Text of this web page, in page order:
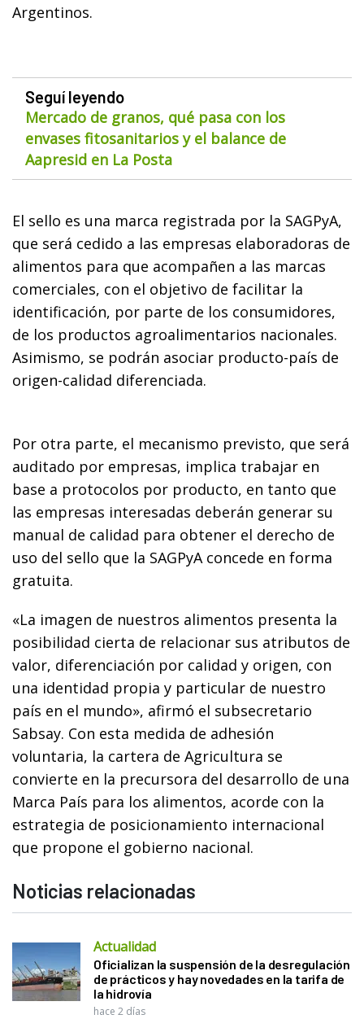
Argentinos.
Seguí leyendo
Mercado de granos, qué pasa con los
envases fitosanitarios y el balance de
Aapresid en La Posta
El sello es una marca registrada por la SAGPyA,
que será cedido a las empresas elaboradoras de
alimentos para que acompañen a las marcas
comerciales, con el objetivo de facilitar la
identificación, por parte de los consumidores,
de los productos agroalimentarios nacionales.
Asimismo, se podrán asociar producto-país de
origen-calidad diferenciada.
Por otra parte, el mecanismo previsto, que será
auditado por empresas, implica trabajar en
base a protocolos por producto, en tanto que
las empresas interesadas deberán generar su
manual de calidad para obtener el derecho de
uso del sello que la SAGPyA concede en forma
gratuita.
«La imagen de nuestros alimentos presenta la
posibilidad cierta de relacionar sus atributos de
valor, diferenciación por calidad y origen, con
una identidad propia y particular de nuestro
país en el mundo», afirmó el subsecretario
Sabsay. Con esta medida de adhesión
voluntaria, la cartera de Agricultura se
convierte en la precursora del desarrollo de una
Marca País para los alimentos, acorde con la
estrategia de posicionamiento internacional
que propone el gobierno nacional.
Noticias relacionadas
Actualidad
Oficializan la suspensión de la desregulación
de prácticos y hay novedades en la tarifa de
la hidrovía
hace 2 días